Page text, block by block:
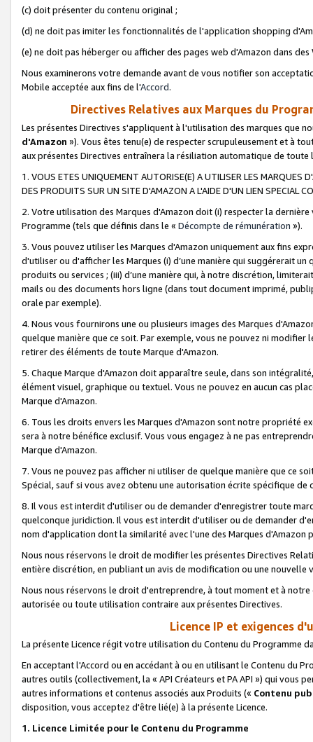
(c) doit présenter du contenu original ;
(d) ne doit pas imiter les fonctionnalités de l'application shopping
(e) ne doit pas héberger ou afficher des pages web d'Amazon dans
Nous examinerons votre demande avant de vous notifier son
Mobile acceptée aux fins de l'Accord.
Directives Relatives aux Marques du
Les présentes Directives s'appliquent à l'utilisation des marques que
d'Amazon »). Vous êtes tenu(e) de respecter scrupuleusement et à
aux présentes Directives entraînera la résiliation automatique de
1. VOUS ETES UNIQUEMENT AUTORISE(E) A UTILISER LES MARQUES
DES PRODUITS SUR UN SITE D'AMAZON A L'AIDE D'UN LIEN SPECIAL
2. Votre utilisation des Marques d'Amazon doit (i) respecter la
Programme (tels que définis dans le « Décompte de rémunération »).
3. Vous pouvez utiliser les Marques d'Amazon uniquement aux fins
d'utiliser ou d'afficher les Marques (i) d’une manière qui suggérerait
produits ou services ; (iii) d’une manière qui, à notre discrétion,
mails ou des documents hors ligne (dans tout document imprimé,
orale par exemple).
4. Nous vous fournirons une ou plusieurs images des Marques
quelque manière que ce soit. Par exemple, vous ne pouvez ni
retirer des éléments de toute Marque d'Amazon.
5. Chaque Marque d'Amazon doit apparaître seule, dans son
élément visuel, graphique ou textuel. Vous ne pouvez en aucun cas
Marque d'Amazon.
6. Tous les droits envers les Marques d'Amazon sont notre propriété
sera à notre bénéfice exclusif. Vous vous engagez à ne pas
Marque d'Amazon.
7. Vous ne pouvez pas afficher ni utiliser de quelque manière que ce
Spécial, sauf si vous avez obtenu une autorisation écrite spécifique de
8. Il vous est interdit d'utiliser ou de demander d'enregistrer toute
quelconque juridiction. Il vous est interdit d'utiliser ou de demander
nom d'application dont la similarité avec l'une des Marques
Nous nous réservons le droit de modifier les présentes Directives
entière discrétion, en publiant un avis de modification ou une nouvelle
Nous nous réservons le droit d'entreprendre, à tout moment et à
autorisée ou toute utilisation contraire aux présentes Directives.
Licence IP et exigences
La présente Licence régit votre utilisation du Contenu du Programme
En acceptant l'Accord ou en accédant à ou en utilisant le Contenu du
autres outils (collectivement, la « API Créateurs et PA API ») qui vous
autres informations et contenus associés aux Produits (« Contenu
disposition, vous acceptez d'être lié(e) à la présente Licence.
1. Licence Limitée pour le Contenu du Programme